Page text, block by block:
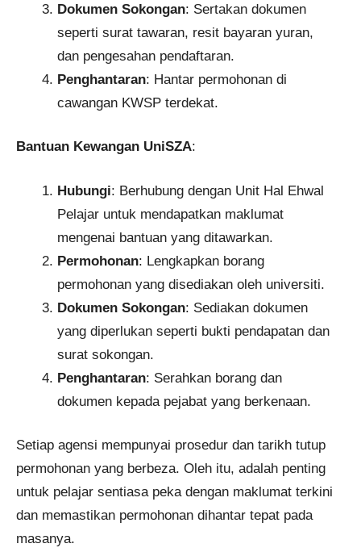
Dokumen Sokongan: Sertakan dokumen
seperti surat tawaran, resit bayaran yuran,
dan pengesahan pendaftaran.
Penghantaran: Hantar permohonan di
cawangan KWSP terdekat.
Bantuan Kewangan UniSZA:
Hubungi: Berhubung dengan Unit Hal Ehwal
Pelajar untuk mendapatkan maklumat
mengenai bantuan yang ditawarkan.
Permohonan: Lengkapkan borang
permohonan yang disediakan oleh universiti.
Dokumen Sokongan: Sediakan dokumen
yang diperlukan seperti bukti pendapatan dan
surat sokongan.
Penghantaran: Serahkan borang dan
dokumen kepada pejabat yang berkenaan.
Setiap agensi mempunyai prosedur dan tarikh tutup
permohonan yang berbeza. Oleh itu, adalah penting
untuk pelajar sentiasa peka dengan maklumat terkini
dan memastikan permohonan dihantar tepat pada
masanya.